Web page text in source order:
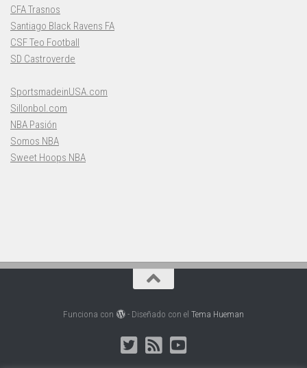
CFA Trasnos
Santiago Black Ravens FA
CSF Teo Football
SD Castroverde
SportsmadeinUSA.com
Sillonbol.com
NBA Pasión
Somos NBA
Sweet Hoops NBA
Funciona con - Diseñado con el Tema Hueman